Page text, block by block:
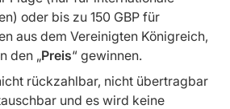
oder bis zu 150 GBP für
aus dem Vereinigten Königreich,
den „Preis“ gewinnen.
rückzahlbar, nicht übertragbar
und es wird keine